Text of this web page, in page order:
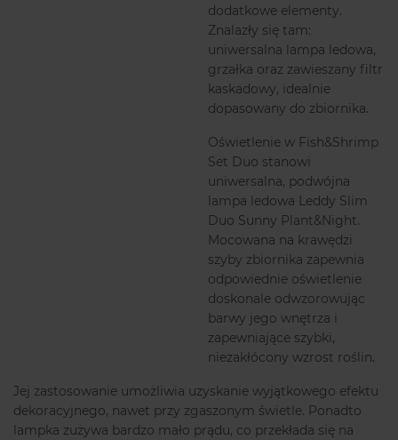
dodatkowe elementy.
Znalazły się tam:
uniwersalna lampa ledowa,
grzałka oraz zawieszany filtr
kaskadowy, idealnie
dopasowany do zbiornika.
Oświetlenie w Fish&Shrimp
Set Duo stanowi
uniwersalna, podwójna
lampa ledowa Leddy Slim
Duo Sunny Plant&Night.
Mocowana na krawędzi
szyby zbiornika zapewnia
odpowiednie oświetlenie
doskonale odwzorowując
barwy jego wnętrza i
zapewniające szybki,
niezakłócony wzrost roślin.
Jej zastosowanie umożliwia uzyskanie wyjątkowego efektu
dekoracyjnego, nawet przy zgaszonym świetle. Ponadto
lampka zużywa bardzo mało prądu, co przekłada się na